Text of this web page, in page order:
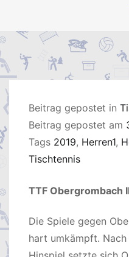
Beitrag gepostet in
Beitrag gepostet am
Tags 2019, Herren1,
Tischtennis
TTF Obergrombach
Die Spiele gegen
hart umkämpft.